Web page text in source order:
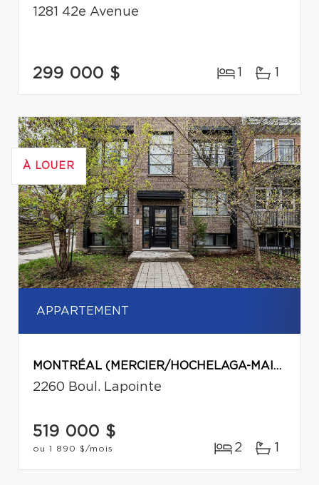
1281 42e Avenue
299 000 $ 1 1
À LOUER
APPARTEMENT
MONTRÉAL (MERCIER/HOCHELAGA-MAISONNEUVE)
2260 Boul. Lapointe
519 000 $
ou 1 890 $ /mois 2 1